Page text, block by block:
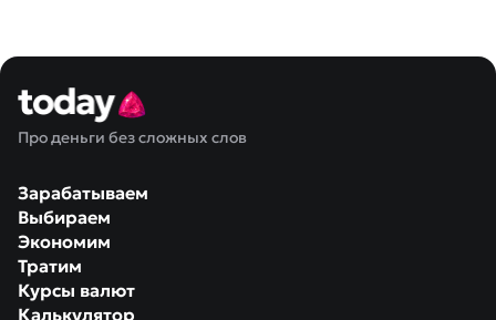
Про деньги без сложных слов
Зарабатываем
Выбираем
Экономим
Тратим
Курсы валют
Калькулятор